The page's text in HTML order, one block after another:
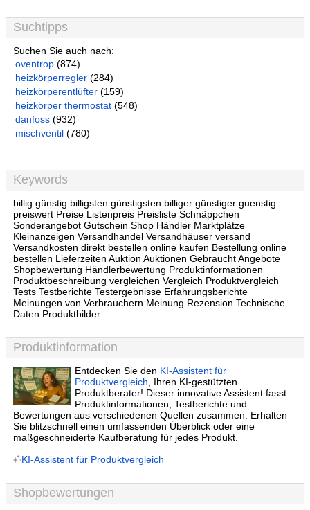
Suchtipps
Suchen Sie auch nach:
oventrop (874)
heizkörperregler (284)
heizkörperentlüfter (159)
heizkörper thermostat (548)
danfoss (932)
mischventil (780)
Keywords
billig günstig billigsten günstigsten billiger günstiger guenstig
preiswert Preise Listenpreis Preisliste Schnäppchen
Sonderangebot Gutschein Shop Händler Marktplätze
Kleinanzeigen Versandhandel Versandhäuser versand
Versandkosten direkt bestellen online kaufen Bestellung online
bestellen Lieferzeiten Auktion Auktionen Gebraucht Angebote
Shopbewertung Händlerbewertung Produktinformationen
Produktbeschreibung vergleichen Vergleich Produktvergleich
Tests Testberichte Testergebnisse Erfahrungsberichte
Meinungen von Verbrauchern Meinung Rezension Technische
Daten Produktbilder
Produktinformation
Entdecken Sie den KI-Assistent für
Produktvergleich , Ihren KI-gestützten
Produktberater! Dieser innovative Assistent fasst
Produktinformationen, Testberichte und
Bewertungen aus verschiedenen Quellen zusammen. Erhalten
Sie blitzschnell einen umfassenden Überblick oder eine
maßgeschneiderte Kaufberatung für jedes Produkt.
KI-Assistent für Produktvergleich
Shopbewertungen